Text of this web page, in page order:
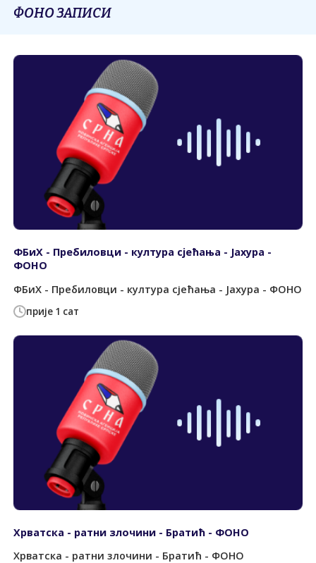
ФОНО ЗАПИСИ
прије 1 сат
ФБиХ - Пребиловци - култура сјећања - Јахура -
ФОНО
ФБиХ - Пребиловци - култура сјећања - Јахура - ФОНО
Хрватска - ратни злочини - Братић - ФОНО
Хрватска - ратни злочини - Братић - ФОНО